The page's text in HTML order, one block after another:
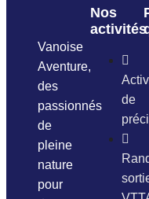
Vanoise
Aventure,
des
passionnés
de
pleine
nature
pour
Nos
activités
de